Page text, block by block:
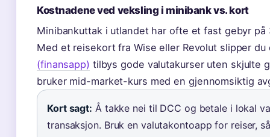
Kostnadene ved veksling i minibank vs. kort
Minibankuttak i utlandet har ofte et fast gebyr
Med et reisekort fra Wise eller Revolut slipper
(finansapp) tilbys gode valutakurser uten skjulte
bruker mid-market-kurs med en gjennomsiktig
Kort sagt: Å takke nei til DCC og betale i lokal
transaksjon. Bruk en valutakontoapp for reiser,